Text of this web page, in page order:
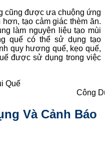
cũng được ưa chuộng ứng
tạo cảm giác thèm ăn.
làm nguyên liệu tạo mùi
quế có thể sử dụng tạo
quy hương quế, kẹo quế,
được sử dụng trong việc
Công
Và Cảnh Báo